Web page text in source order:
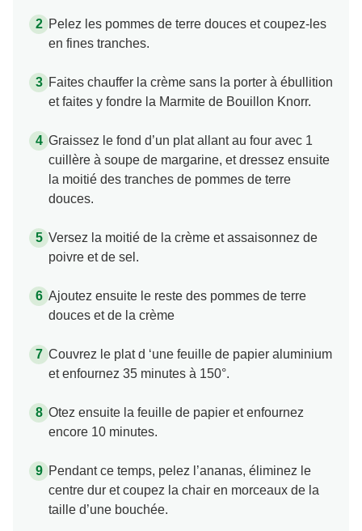
Pelez les pommes de terre douces et coupez-les
en fines tranches.
Faites chauffer la crème sans la porter à ébullition
et faites y fondre la Marmite de Bouillon Knorr.
Graissez le fond d’un plat allant au four avec 1
cuillère à soupe de margarine, et dressez ensuite
la moitié des tranches de pommes de terre
douces.
Versez la moitié de la crème et assaisonnez de
poivre et de sel.
Ajoutez ensuite le reste des pommes de terre
douces et de la crème
Couvrez le plat d ‘une feuille de papier aluminium
et enfournez 35 minutes à 150°.
Otez ensuite la feuille de papier et enfournez
encore 10 minutes.
Pendant ce temps, pelez l’ananas, éliminez le
centre dur et coupez la chair en morceaux de la
taille d’une bouchée.